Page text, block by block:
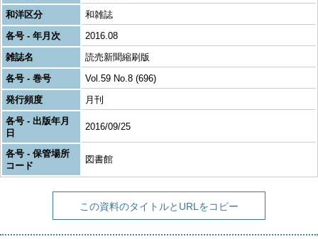
和洋区分
和雑誌
各号 - 年月次
2016.08
雑誌名
読売新聞縮刷版
各号 - 巻号
Vol.59 No.8 (696)
発行頻度
月刊
各号 - 出版年月
日
2016/09/25
各号 - 保管場所
コード
図書館
この資料のタイトルとURLをコピー